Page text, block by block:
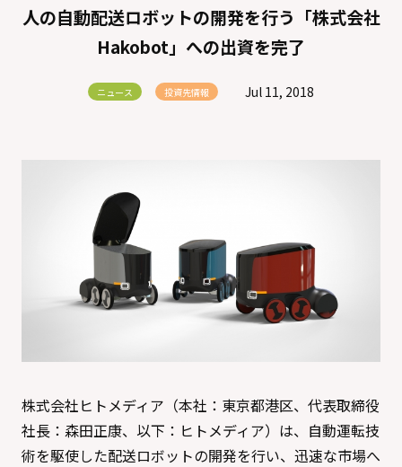
人の自動配送ロボットの開発を行う「株式会社
Hakobot」への出資を完了
ニュース 投資先情報 Jul 11, 2018
株式会社ヒトメディア（本社：東京都港区、代表取締役
社長：森田正康、以下：ヒトメディア）は、自動運転技
術を駆使した配送ロボットの開発を行い、迅速な市場へ